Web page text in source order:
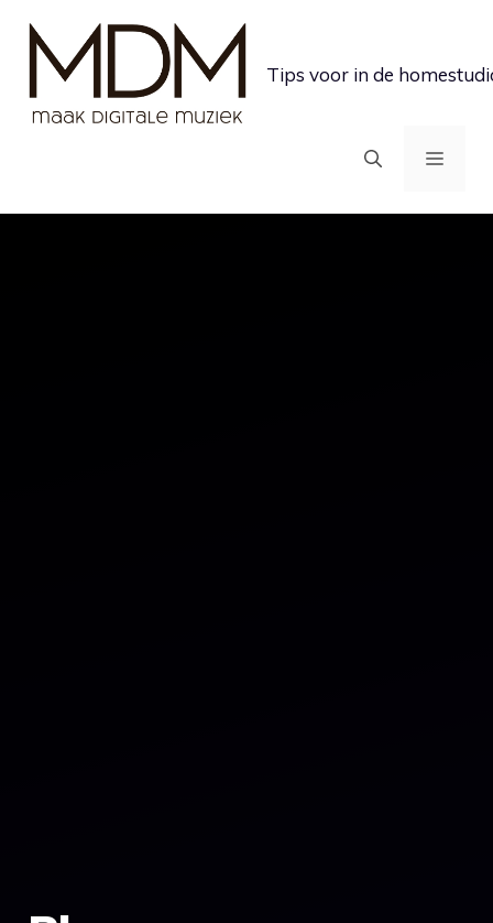
inhoud
Tips voor in de
MENU